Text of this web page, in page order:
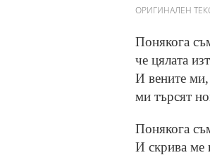
ОРИГИНАЛЕН
Понякога
че цялата
И вените ми,
ми търсят
Понякога
И скрива ме